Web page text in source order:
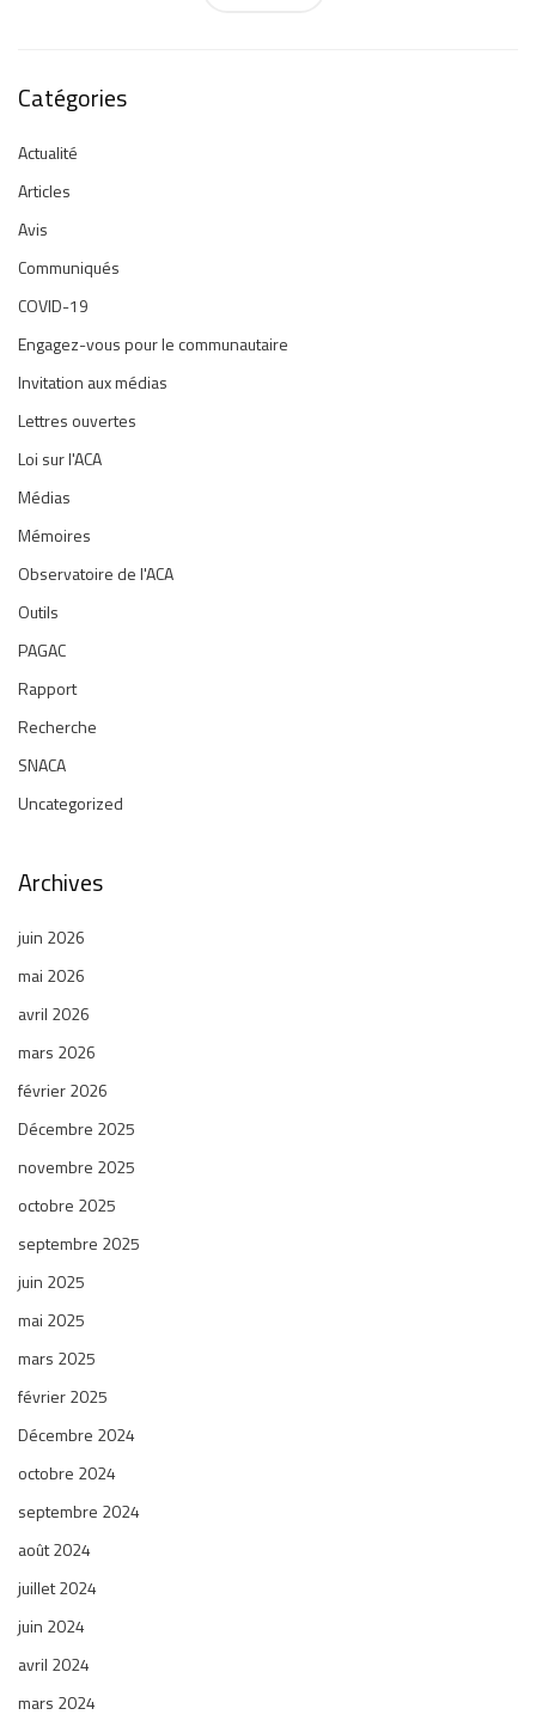
Catégories
Actualité
Articles
Avis
Communiqués
COVID-19
Engagez-vous pour le communautaire
Invitation aux médias
Lettres ouvertes
Loi sur l'ACA
Médias
Mémoires
Observatoire de l'ACA
Outils
PAGAC
Rapport
Recherche
SNACA
Uncategorized
Archives
juin 2026
mai 2026
avril 2026
mars 2026
février 2026
Décembre 2025
novembre 2025
octobre 2025
septembre 2025
juin 2025
mai 2025
mars 2025
février 2025
Décembre 2024
octobre 2024
septembre 2024
août 2024
juillet 2024
juin 2024
avril 2024
mars 2024